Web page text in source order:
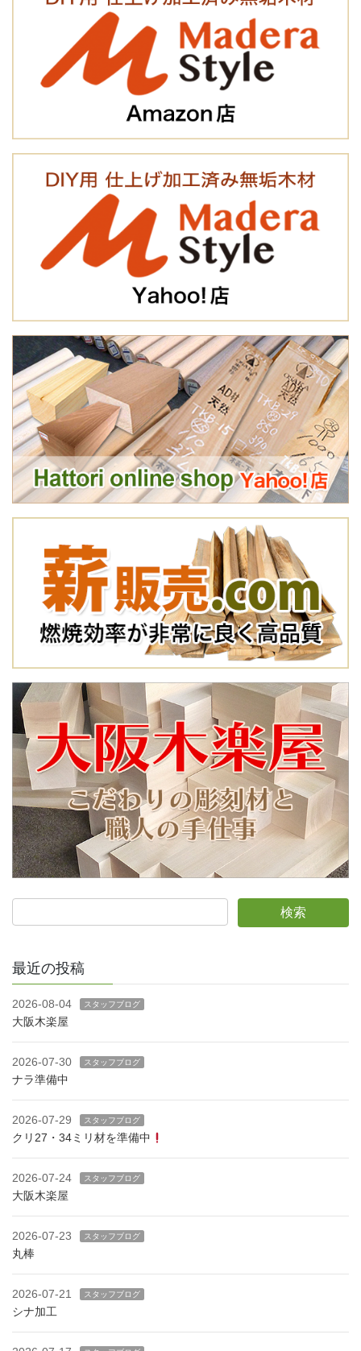
最近の投稿
2026-08-04 スタッフブログ
大阪木楽屋
2026-07-30 スタッフブログ
ナラ準備中
2026-07-29 スタッフブログ
クリ27・34ミリ材を準備中
2026-07-24 スタッフブログ
大阪木楽屋
2026-07-23 スタッフブログ
丸棒
2026-07-21 スタッフブログ
シナ加工